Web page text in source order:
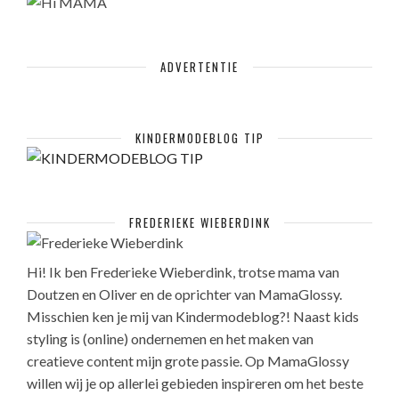
ADVERTENTIE
KINDERMODEBLOG TIP
FREDERIEKE WIEBERDINK
Hi! Ik ben Frederieke Wieberdink, trotse mama van
Doutzen en Oliver en de oprichter van MamaGlossy.
Misschien ken je mij van Kindermodeblog?! Naast kids
styling is (online) ondernemen en het maken van
creatieve content mijn grote passie. Op MamaGlossy
willen wij je op allerlei gebieden inspireren om het beste